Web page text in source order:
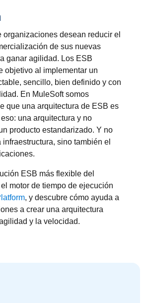
organizaciones desean reducir el
de sus nuevas
ganar agilidad. Los ESB
objetivo al implementar un
sencillo, bien definido y con
En MuleSoft somos
que una arquitectura de ESB es
una arquitectura y no
producto estandarizado. Y no
sino también el
ESB más flexible del
motor de tiempo de ejecución
, y descubre cómo ayuda a
a crear una arquitectura
y la velocidad.